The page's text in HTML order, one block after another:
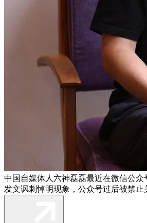
中国自媒体人六神磊磊最近在微信公众
发文讽刺悼明现象，公众号过后被禁止